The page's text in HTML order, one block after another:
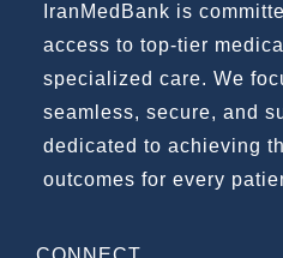
IranMedBank is
access to top-tier
specialized care. We
seamless, secure, and
dedicated to achieving
outcomes for every